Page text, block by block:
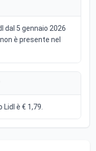
dal 5 gennaio 2026
è presente nel
Lidl è € 1,79.